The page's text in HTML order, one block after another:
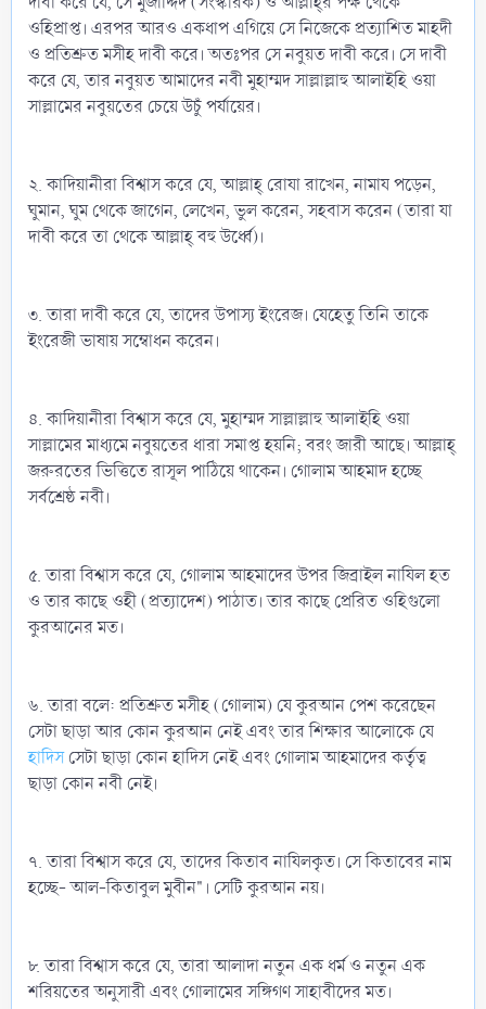
ওহিপ্রাপ্ত। এরপর আরও একধাপ এগিয়ে সে নিজেকে প্রত্যাশিত মাহদী
ও প্রতিশ্রুত মসীহ দাবী করে। অতঃপর সে নবুয়ত দাবী করে। সে দাবী
করে যে, তার নবুয়ত আমাদের নবী মুহাম্মদ সাল্লাল্লাহু আলাইহি ওয়া
সাল্লামের নবুয়তের চেয়ে উচুঁ পর্যায়ের।
২. কাদিয়ানীরা বিশ্বাস করে যে, আল্লাহ্‌ রোযা রাখেন, নামায পড়েন,
ঘুমান, ঘুম থেকে জাগেন, লেখেন, ভুল করেন, সহবাস করেন (তারা যা
দাবী করে তা থেকে আল্লাহ্‌ বহু উর্ধ্বে)।
৩. তারা দাবী করে যে, তাদের উপাস্য ইংরেজ। যেহেতু তিনি তাকে
ইংরেজী ভাষায় সম্বোধন করেন।
৪. কাদিয়ানীরা বিশ্বাস করে যে, মুহাম্মদ সাল্লাল্লাহু আলাইহি ওয়া
সাল্লামের মাধ্যমে নবুয়তের ধারা সমাপ্ত হয়নি; বরং জারী আছে। আল্লাহ্‌
জরুরতের ভিত্তিতে রাসূল পাঠিয়ে থাকেন। গোলাম আহমাদ হচ্ছে
সর্বশ্রেষ্ঠ নবী।
৫. তারা বিশ্বাস করে যে, গোলাম আহমাদের উপর জিব্রাইল নাযিল হত
ও তার কাছে ওহী (প্রত্যাদেশ) পাঠাত। তার কাছে প্রেরিত ওহিগুলো
কুরআনের মত।
৬. তারা বলে: প্রতিশ্রুত মসীহ (গোলাম) যে কুরআন পেশ করেছেন
সেটা ছাড়া আর কোন কুরআন নেই এবং তার শিক্ষার আলোকে যে
হাদিসসেটা ছাড়া কোন হাদিস নেই এবং গোলাম আহমাদের কর্তৃত্ব
ছাড়া কোন নবী নেই।
৭. তারা বিশ্বাস করে যে, তাদের কিতাব নাযিলকৃত। সে কিতাবের নাম
হচ্ছে- আল-কিতাবুল মুবীন"। সেটি কুরআন নয়।
৮. তারা বিশ্বাস করে যে, তারা আলাদা নতুন এক ধর্ম ও নতুন এক
শরিয়তের অনুসারী এবং গোলামের সঙ্গিগণ সাহাবীদের মত।